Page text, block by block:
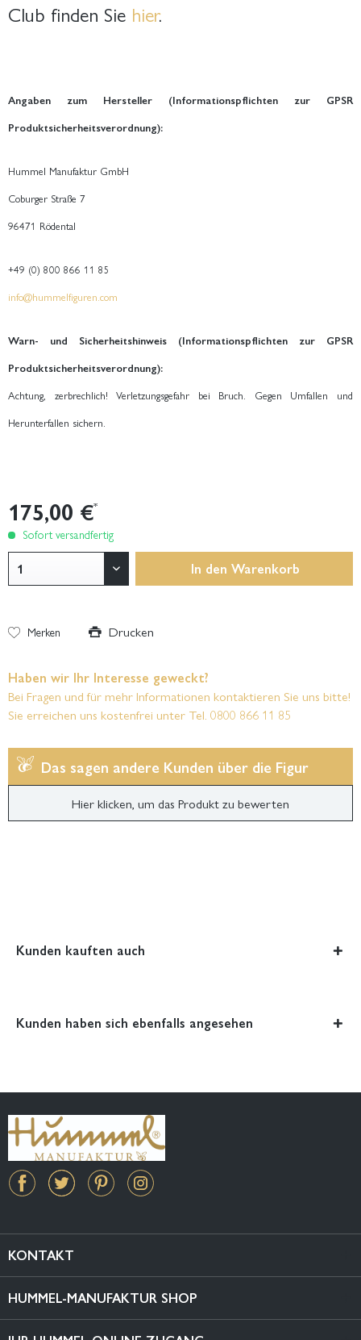
Club finden Sie hier.
Angaben zum Hersteller (Informationspflichten zur GPSR
Produktsicherheitsverordnung):
Hummel Manufaktur GmbH
Coburger Straße 7
96471 Rödental
+49 (0) 800 866 11 85
info@hummelfiguren.com
Warn- und Sicherheitshinweis (Informationspflichten zur GPSR
Produktsicherheitsverordnung):
Achtung, zerbrechlich! Verletzungsgefahr bei Bruch. Gegen Umfallen und
Herunterfallen sichern.
175,00 €*
Sofort versandfertig
In den Warenkorb
Merken Drucken
Haben wir Ihr Interesse geweckt?
Bei Fragen und für mehr Informationen kontaktieren Sie uns bitte!
Sie erreichen uns kostenfrei unter Tel. 0800 866 11 85
Das sagen andere Kunden über die Figur
Hier klicken, um das Produkt zu bewerten
Kunden kauften auch
Kunden haben sich ebenfalls angesehen
KONTAKT
HUMMEL-MANUFAKTUR SHOP